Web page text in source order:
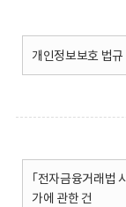
개인정보보호 법
｢전자금융거래법
가에 관한 건